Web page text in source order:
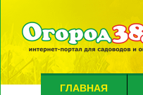
ГЛАВНАЯ